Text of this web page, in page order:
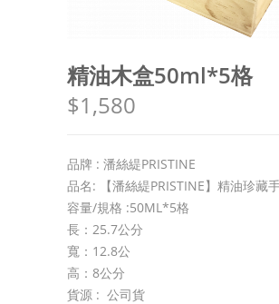
精油木盒50ml*5格
$1,580
品牌 : 潘絲緹PRISTINE
品名: 【潘絲緹PRISTINE】精油珍藏
容量/規格 :50ML*5格
長：25.7公分
寬：12.8公
高：8公分
貨源 : 公司貨